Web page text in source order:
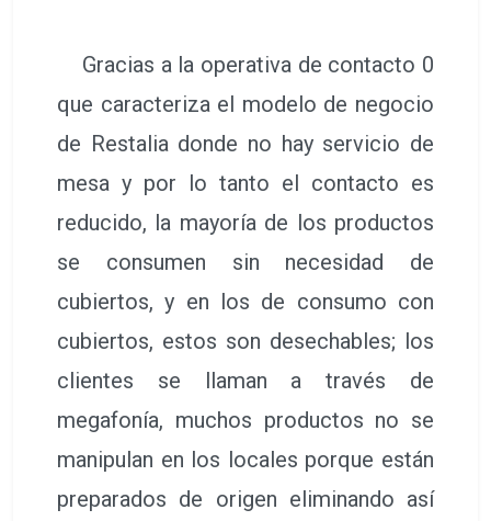
Gracias a la operativa de contacto 0
que caracteriza el modelo de negocio
de Restalia donde no hay servicio de
mesa y por lo tanto el contacto es
reducido, la mayoría de los productos
se consumen sin necesidad de
cubiertos, y en los de consumo con
cubiertos, estos son desechables; los
clientes se llaman a través de
megafonía, muchos productos no se
manipulan en los locales porque están
preparados de origen eliminando así